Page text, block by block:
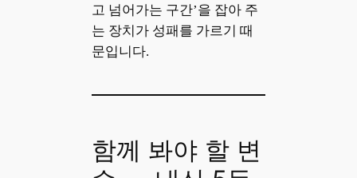
고 넘어가는 구간’을 잡아 주
는 장치가 성패를 가르기 때
문입니다.
함께 봐야 할 변